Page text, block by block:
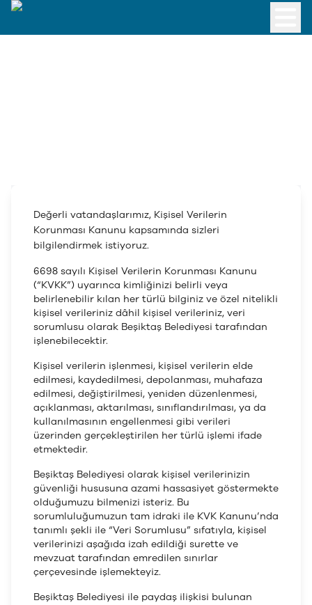
Değerli vatandaşlarımız, Kişisel Verilerin
Korunması Kanunu kapsamında sizleri
bilgilendirmek istiyoruz.
6698 sayılı Kişisel Verilerin Korunması Kanunu
(“KVKK”) uyarınca kimliğinizi belirli veya
belirlenebilir kılan her türlü bilginiz ve özel nitelikli
kişisel verileriniz dâhil kişisel verileriniz, veri
sorumlusu olarak Beşiktaş Belediyesi tarafından
işlenebilecektir.
Kişisel verilerin işlenmesi, kişisel verilerin elde
edilmesi, kaydedilmesi, depolanması, muhafaza
edilmesi, değiştirilmesi, yeniden düzenlenmesi,
açıklanması, aktarılması, sınıflandırılması, ya da
kullanılmasının engellenmesi gibi verileri
üzerinden gerçekleştirilen her türlü işlemi ifade
etmektedir.
Beşiktaş Belediyesi olarak kişisel verilerinizin
güvenliği hususuna azami hassasiyet göstermekte
olduğumuzu bilmenizi isteriz. Bu
sorumluluğumuzun tam idraki ile KVK Kanunu’nda
tanımlı şekli ile “Veri Sorumlusu” sıfatıyla, kişisel
verilerinizi aşağıda izah edildiği surette ve
mevzuat tarafından emredilen sınırlar
çerçevesinde işlemekteyiz.
Beşiktaş Belediyesi ile paydaş ilişkisi bulunan